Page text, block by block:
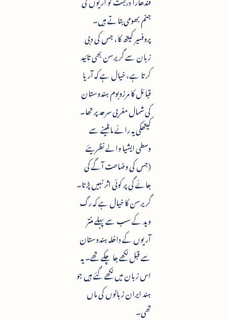
جنم بھومی بتاتے ہیں۔
پروفسیر کیتھ کا ، جس کی دبی
زبان سے گریرسن بھی تائید
کرتا ہے ، خیال ہے کہ آریا
قبائل کا مرزوبوم ہندوستان
کی شمال مغربی سرحد پر تھا۔
کیتھکی یہ رائے مانلینے سے
وسطی ایشیا والے نظریئے
(جس کی وضاحت آگے کی
جائے گی پر کوئی اثر نہیں پڑتا۔
گریرسن کا خیال ہے کہ رگ
وید کے سب سے پہلے منتر
آریوں کے داخلہ ہندوستان
سے قبل لکھے جا چکے تھے۔ یہ
اس زبان میں لکھے گئے ہیں جو
ہند ایران زبانوں کی ماں
تھی۔